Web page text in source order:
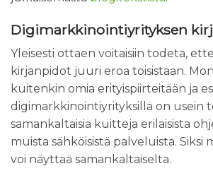
Digimarkkinointiyrityksen
Yleisesti ottaen voitaisiin todeta,
kirjanpidot juuri eroa toisistaan.
kuitenkin omia erityispiirteitään ja
digimarkkinointiyrityksillä on usein
samankaltaisia kuitteja erilaisista
muista sähköisistä palveluista. Siksi
voi näyttää samankaltaiselta.